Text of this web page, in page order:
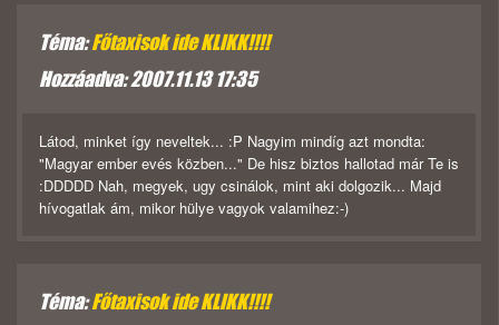
Téma:Főtaxisok ide KLIKK!!!!
Hozzáadva: 2007.11.13 17:35
Látod, minket így neveltek... :P Nagyim mindíg azt mondta:
"Magyar ember evés közben..." De hisz biztos hallotad már Te is
:DDDDD Nah, megyek, ugy csinálok, mint aki dolgozik... Majd
hívogatlak ám, mikor hülye vagyok valamihez:-)
Téma:Főtaxisok ide KLIKK!!!!